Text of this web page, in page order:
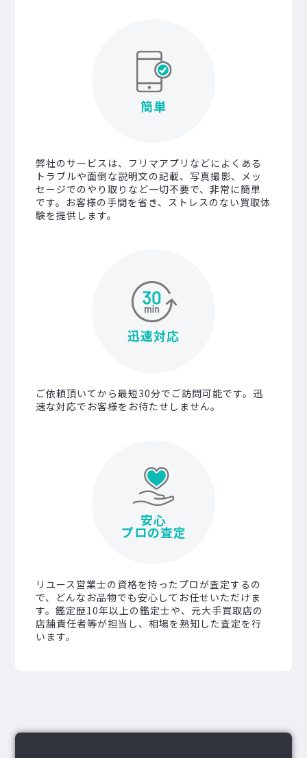
簡単
弊社のサービスは、フリマアプリなどによくある
トラブルや面倒な説明文の記載、写真撮影、メッ
セージでのやり取りなど一切不要で、非常に簡単
です。お客様の手間を省き、ストレスのない買取体
験を提供します。
迅速対応
ご依頼頂いてから最短30分でご訪問可能です。迅
速な対応でお客様をお待たせしません。
安心
プロの査定
リユース営業士の資格を持ったプロが査定するの
で、どんなお品物でも安心してお任せいただけま
す。鑑定歴10年以上の鑑定士や、元大手買取店の
店舗責任者等が担当し、相場を熟知した査定を行
います。